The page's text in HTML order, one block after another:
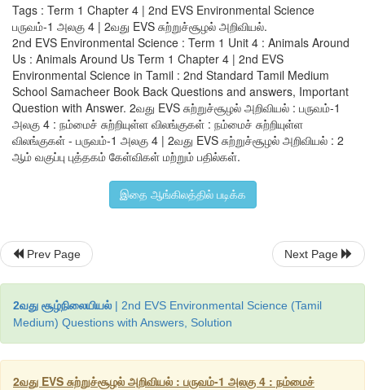
சரியான சொல்லைத் தேர்ந்தெடுத்துக் கோடிட்ட இடங்களை
Tags : Term 1 Chapter 4 | 2nd EVS Environmental Science
பருவம்-1 அலகு 4 | 2வது EVS சுற்றுச்சூழல் அறிவியல்.
2nd EVS Environmental Science : Term 1 Unit 4 : Animals Around
Us : Animals Around Us Term 1 Chapter 4 | 2nd EVS
Environmental Science in Tamil : 2nd Standard Tamil Medium
School Samacheer Book Back Questions and answers, Important
Question with Answer. 2வது EVS சுற்றுச்சூழல் அறிவியல் : பருவம்-1
அலகு 4 : நம்மைச் சுற்றியுள்ள விலங்குகள் : நம்மைச் சுற்றியுள்ள
விலங்குகள் - பருவம்-1 அலகு 4 | 2வது EVS சுற்றுச்சூழல் அறிவியல் : 2
ஆம் வகுப்பு புத்தகம் கேள்விகள் மற்றும் பதில்கள்.
இதை ஆங்கிலத்தில் படிக்க
Prev Page Next Page
2வது சூழ்நிலையியல் | 2nd EVS Environmental Science (Tamil
Medium) Questions with Answers, Solution
2வது EVS சுற்றுச்சூழல் அறிவியல் : பருவம்-1 அலகு 4 : நம்மைச்